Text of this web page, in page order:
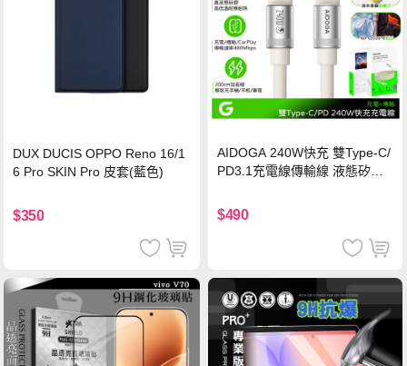
DUX DUCIS OPPO Reno 16/1
6 Pro SKIN Pro 皮套(藍色)
$350
AIDOGA 240W快充 雙Type-C/
PD3.1充電線傳輸線 液態矽膠
機/平板/筆電
$490